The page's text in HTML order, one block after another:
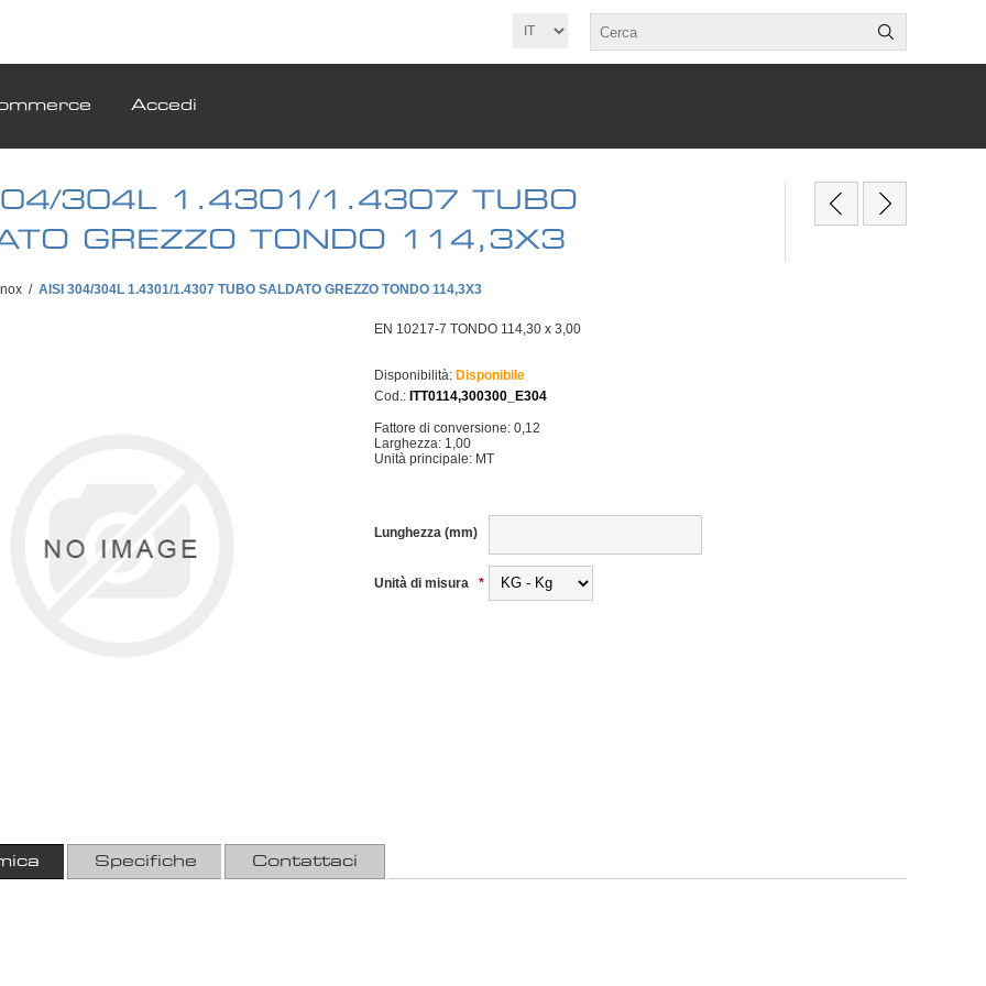
Accedi
304L 1.4301/1.4307 TUBO
GREZZO TONDO 114,3X3
/ AISI 304/304L 1.4301/1.4307 TUBO SALDATO GREZZO TONDO 114,3X3
EN 10217-7 TONDO 114,30 x 3,00
Disponibilità: Disponibile
Cod.: ITT0114,300300_E304
Fattore di conversione: 0,12
Larghezza: 1,00
Unità principale: MT
Lunghezza (mm)
Unità di misura *
Specifiche Contattaci